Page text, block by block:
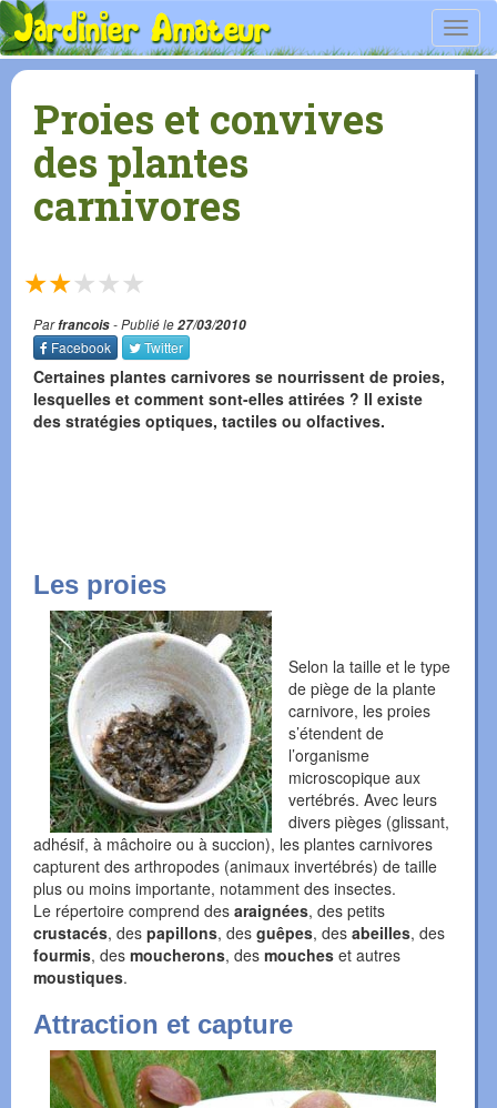
Proies et convives
des plantes
carnivores
★
★
★
★
★
Parfrancois- Publié le27/03/2010
Facebook
Twitter
Certaines plantes carnivores se nourrissent de proies,
lesquelles et comment sont-elles attirées ? Il existe
des stratégies optiques, tactiles ou olfactives.
Les proies
Selon la taille et le type
de piège de la plante
carnivore, les proies
s’étendent de
l’organisme
microscopique aux
vertébrés. Avec leurs
divers pièges (glissant,
adhésif, à mâchoire ou à succion), les plantes carnivores
capturent des arthropodes (animaux invertébrés) de taille
plus ou moins importante, notamment des insectes.
Le répertoire comprend des araignées, des petits
crustacés, des papillons, des guêpes, des abeilles, des
fourmis, des moucherons, des mouches et autres
moustiques.
Attraction et capture